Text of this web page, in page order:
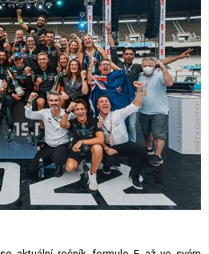
Výsledky F1
Týmy a jezdci F1
Okruhy F1
Lexikon F1